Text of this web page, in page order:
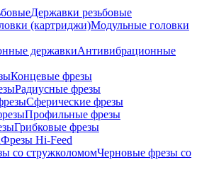
Державки резьбовые
Модульные головки
Антивибрационные
Концевые фрезы
Радиусные фрезы
Сферические фрезы
Профильные фрезы
Грибковые фрезы
Фрезы Hi-Feed
Черновые фрезы со